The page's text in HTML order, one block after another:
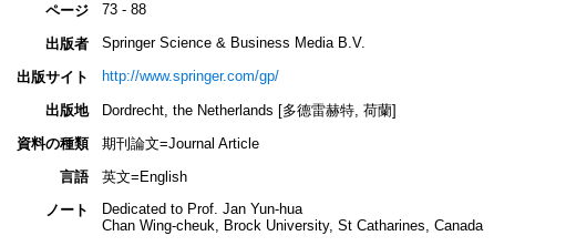
ページ 73 - 88
出版者 Springer Science & Business Media B.V.
出版サイト http://www.springer.com/gp/
出版地
Dordrecht, the Netherlands [多德雷赫特, 荷蘭]
資料の種類
期刊論文=Journal Article
言語
英文=English
ノート
Dedicated to Prof. Jan Yun-hua
Chan Wing-cheuk, Brock University, St Catharines, Canada